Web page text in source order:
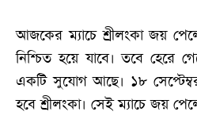
আজকের ম্যাচে শ্রীলংকা জয়
নিশ্চিত হয়ে যাবে। তবে হেরে
একটি সুযোগ আছে। ১৮
হবে শ্রীলংকা। সেই ম্যাচে জয়